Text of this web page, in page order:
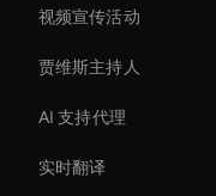
视频宣传活动
贾维斯主持人
AI 支持代理
实时翻译